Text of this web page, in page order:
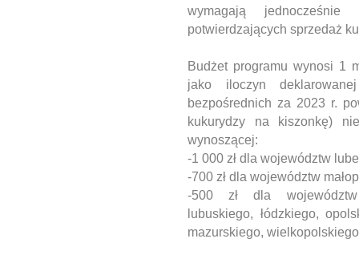
wymagają
potwierdzających sprzedaż
Budżet programu wynosi 1
jako iloczyn
bezpośrednich za 2023 r.
kukurydzy na kiszonkę)
wynoszącej:
-1 000 zł dla województw
-700 zł dla województw
-500 zł dla województw
lubuskiego, łódzkiego,
mazurskiego,